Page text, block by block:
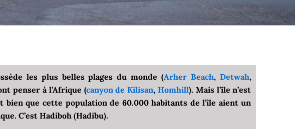
les plus belles plages du monde (Arher Beach, Detwah,
penser à l’Afrique (canyon de Kilisan,Homhill). Mais l’île n’est
bien que cette population de 60.000 habitants de l’île aient un
C’est Hadiboh (Hadibu).